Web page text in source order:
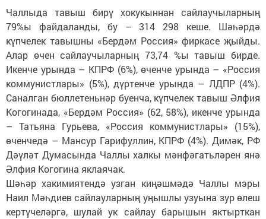
Чаллыда тавыш бирү хокукыннан сайлаучыларның
79%ы файдаланды, бу – 314 298 кеше. Шәһәрдә
күпчелек тавышны «Бердәм Россия» фиркасе җыйды.
Алар өчен сайлаучыларның 73,74 %ы тавыш бирде.
Икенче урында – КПРФ (6%), өченче урында – «Россия
коммунистлары» (5%), дүртенче урында – ЛДПР (4%).
Саналган бюллетеньнәр буенча, күпчелек тавыш Әлфия
Когогинада, «Бердәм Россия» (62, 58%), икенче урында
– Татьяна Гурьева, «Россия коммунистлары» (15%),
өченчедә – Мансур Гарифуллин, КПРФ (4%). Димәк, РФ
Дәүләт Думасында Чаллы халкы мәнфәгатьләрен янә
Әлфия Когогина яклаячак.
Шәһәр хакимиятендә узган киңәшмәдә Чаллы мэры
Наил Мәһдиев сайлауларның уңышлы узуына зур өлеш
кертүчеләргә, шулай ук сайлау барышын яктырткан